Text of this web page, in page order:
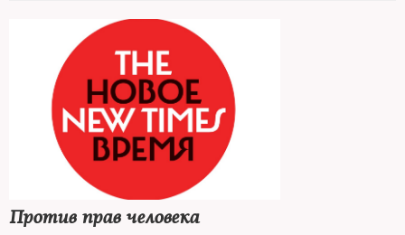
Против прав человека